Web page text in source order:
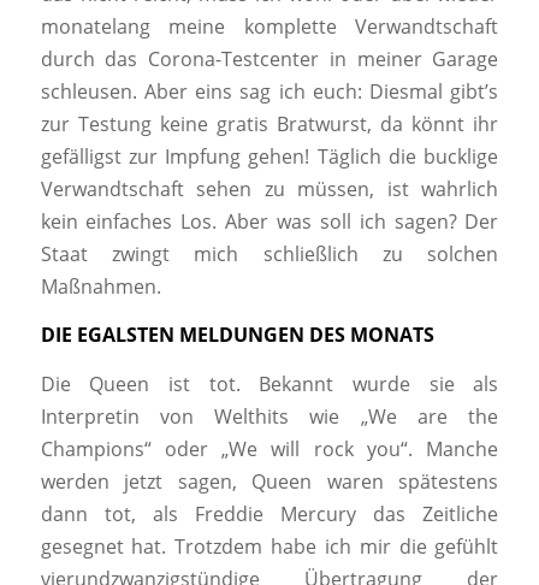
monatelang meine komplette Verwandtschaft
durch das Corona-Testcenter in meiner Garage
schleusen. Aber eins sag ich euch: Diesmal gibt’s
zur Testung keine gratis Bratwurst, da könnt ihr
gefälligst zur Impfung gehen! Täglich die bucklige
Verwandtschaft sehen zu müssen, ist wahrlich
kein einfaches Los. Aber was soll ich sagen? Der
Staat zwingt mich schließlich zu solchen
Maßnahmen.
DIE EGALSTEN MELDUNGEN DES MONATS
Die Queen ist tot. Bekannt wurde sie als
Interpretin von Welthits wie „We are the
Champions“ oder „We will rock you“. Manche
werden jetzt sagen, Queen waren spätestens
dann tot, als Freddie Mercury das Zeitliche
gesegnet hat. Trotzdem habe ich mir die gefühlt
vierundzwanzigstündige Übertragung der